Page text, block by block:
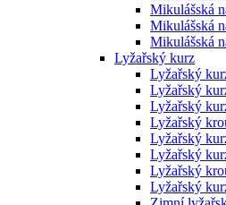
Mikulášská
Mikulášská
Mikulášská
Lyžařský kurz
Lyžařský
Lyžařský
Lyžařský
Lyžařský
Lyžařský
Lyžařský
Lyžařský
Lyžařský